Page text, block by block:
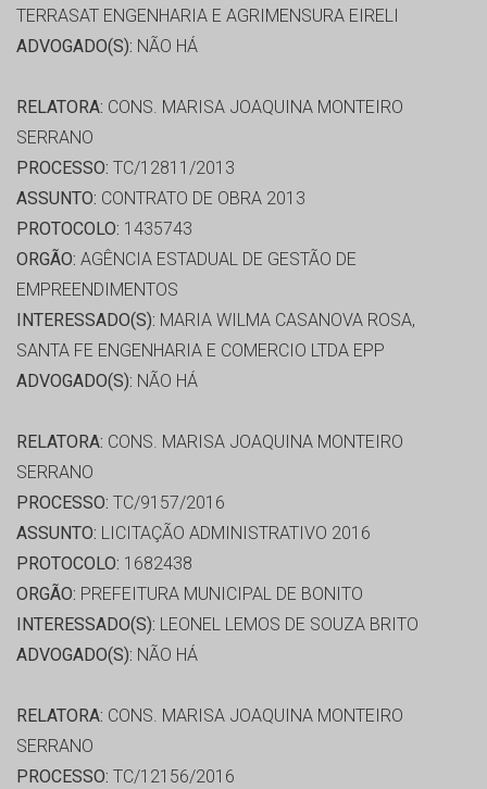
TERRASAT ENGENHARIA E AGRIMENSURA EIRELI
ADVOGADO(S): NÃO HÁ
RELATORA: CONS. MARISA JOAQUINA MONTEIRO
SERRANO
PROCESSO: TC/12811/2013
ASSUNTO: CONTRATO DE OBRA 2013
PROTOCOLO: 1435743
ORGÃO: AGÊNCIA ESTADUAL DE GESTÃO DE
EMPREENDIMENTOS
INTERESSADO(S): MARIA WILMA CASANOVA ROSA,
SANTA FE ENGENHARIA E COMERCIO LTDA EPP
ADVOGADO(S): NÃO HÁ
RELATORA: CONS. MARISA JOAQUINA MONTEIRO
SERRANO
PROCESSO: TC/9157/2016
ASSUNTO: LICITAÇÃO ADMINISTRATIVO 2016
PROTOCOLO: 1682438
ORGÃO: PREFEITURA MUNICIPAL DE BONITO
INTERESSADO(S): LEONEL LEMOS DE SOUZA BRITO
ADVOGADO(S): NÃO HÁ
RELATORA: CONS. MARISA JOAQUINA MONTEIRO
SERRANO
PROCESSO: TC/12156/2016